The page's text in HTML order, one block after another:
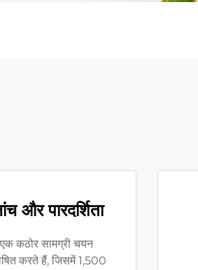
और पारदर्शिता
कठोर सामग्री चयन
करते हैं, जिसमें 1,500